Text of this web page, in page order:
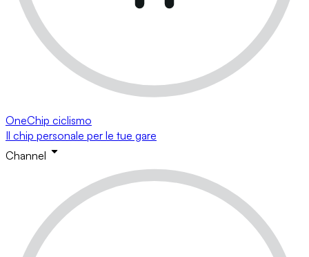
OneChip ciclismo
Il chip personale per le tue gare
Channel